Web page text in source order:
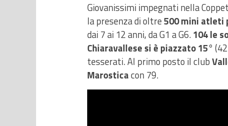
Giovanissimi impegnati nella
la presenza di oltre500 mini atleti
dai 7 ai 12 anni, da G1 a G6.104 le
Chiaravallese si è piazzato 15°
tesserati. Al primo posto il club
Marosticacon 79.